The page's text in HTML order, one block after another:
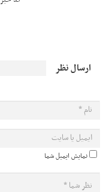
ارسال نظر
نمایش ایمیل شما